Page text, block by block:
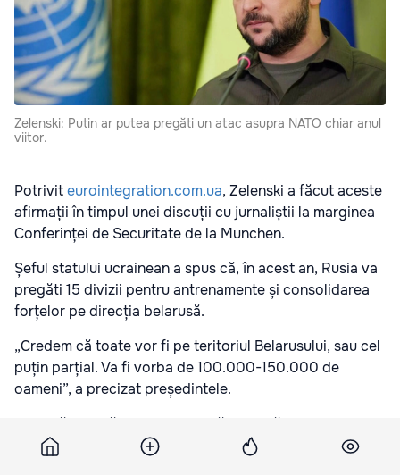
Zelenski: Putin ar putea pregăti un atac asupra NATO chiar anul
viitor.
Potriviteurointegration.com.ua, Zelenski a făcut aceste
afirmații în timpul unei discuții cu jurnaliștii la marginea
Conferinței de Securitate de la Munchen.
Șeful statului ucrainean a spus că, în acest an, Rusia va
pregăti 15 divizii pentru antrenamente și consolidarea
forțelor pe direcția belarusă.
„Credem că toate vor fi pe teritoriul Belarusului, sau cel
puțin parțial. Va fi vorba de 100.000-150.000 de
oameni”, a precizat președintele.
El a adăugat că nu este sigur că această mare grupare
va ataca exact Ucraina.